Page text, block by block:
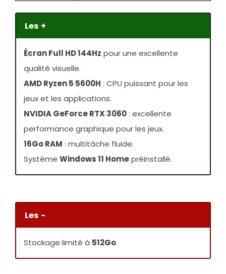
Les +
Écran Full HD 144Hz pour une excellente
qualité visuelle.
AMD Ryzen 5 5600H : CPU puissant pour les
jeux et les applications.
NVIDIA GeForce RTX 3060: excellente
performance graphique pour les jeux.
16Go RAM : multitâche fluide.
Système Windows 11 Homepréinstallé.
Les -
Stockage limité à 512Go.